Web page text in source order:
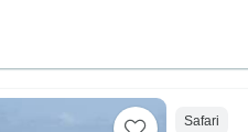
Safari